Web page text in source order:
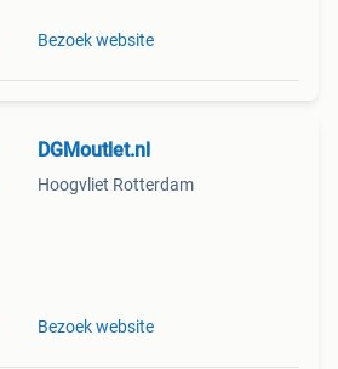
Bezoek website
DGMoutlet.nl
Hoogvliet Rotterdam
Bezoek website